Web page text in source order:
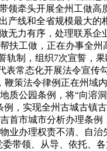
领牵头开展全州工做
线和全省规模最大
力有序，处理联系
扶工做，正在办事全
制，组织7次宣誓，
常态化开展法令宣传
策法令律例正在州域
公园条例，将“向溶
，实现全州古城古镇
首市城市分析办理条
办理权责不清、自
带领、从导、依托、